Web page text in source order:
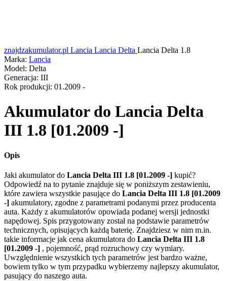
znajdzakumulator.pl Lancia Lancia Delta Lancia Delta 1.8
Marka: Lancia
Model: Delta
Generacja: III
Rok produkcji: 01.2009 -
Akumulator do Lancia Delta
III 1.8 [01.2009 -]
Opis
Jaki akumulator do Lancia Delta III 1.8 [01.2009 -] kupić?
Odpowiedź na to pytanie znajduje się w poniższym zestawieniu,
które zawiera wszystkie pasujące do Lancia Delta III 1.8 [01.2009
-] akumulatory, zgodne z parametrami podanymi przez producenta
auta. Każdy z akumulatorów opowiada podanej wersji jednostki
napędowej. Spis przygotowany został na podstawie parametrów
technicznych, opisujących każdą baterię. Znajdziesz w nim m.in.
takie informacje jak cena akumulatora do Lancia Delta III 1.8
[01.2009 -] , pojemność, prąd rozruchowy czy wymiary.
Uwzględnienie wszystkich tych parametrów jest bardzo ważne,
bowiem tylko w tym przypadku wybierzemy najlepszy akumulator,
pasujący do naszego auta.